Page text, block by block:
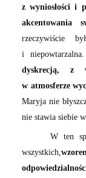
z wyniosłości i
rzeczywiście
i
dyskrecją, z
w atmosferze
Maryja nie
nie stawia siebie
W ten
wszystkich,